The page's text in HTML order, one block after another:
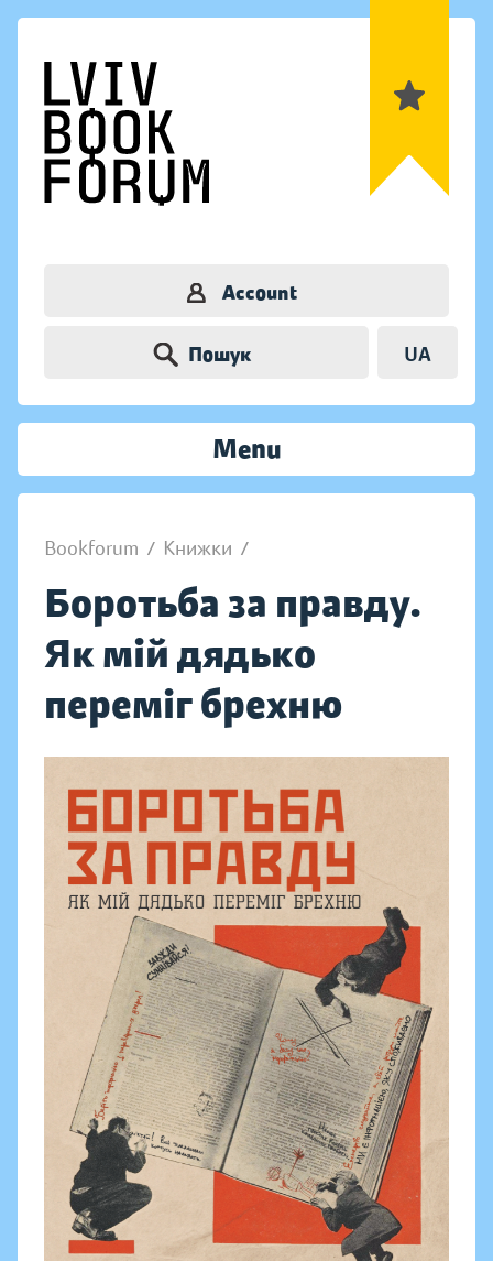
Account
Пошук UA
Menu
Bookforum / Книжки /
Боротьба за правду.
Як мій дядько
переміг брехню